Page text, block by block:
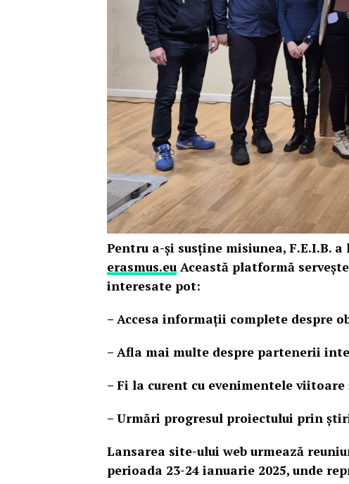
Pentru a-și susține misiunea, F.E.I.B.
erasmus.eu Această platformă
interesate pot:
– Accesa informații complete despre
– Afla mai multe despre partenerii
– Fi la curent cu evenimentele
– Urmări progresul proiectului prin
Lansarea site-ului web urmează
perioada 23-24 ianuarie 2025, unde